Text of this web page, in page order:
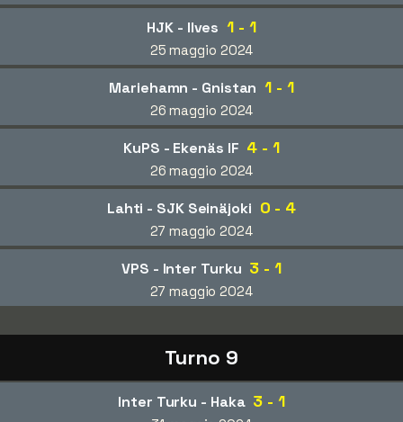
HJK - Ilves 1 - 1
25 maggio 2024
Mariehamn - Gnistan 1 - 1
26 maggio 2024
KuPS - Ekenäs IF 4 - 1
26 maggio 2024
Lahti - SJK Seinäjoki 0 - 4
27 maggio 2024
VPS - Inter Turku 3 - 1
27 maggio 2024
Turno 9
Inter Turku - Haka 3 - 1